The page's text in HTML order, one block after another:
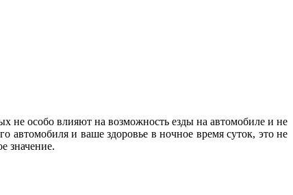
не особо влияют на возможность езды на автомобиле и не
автомобиля и ваше здоровье в ночное время суток, это не
значение.